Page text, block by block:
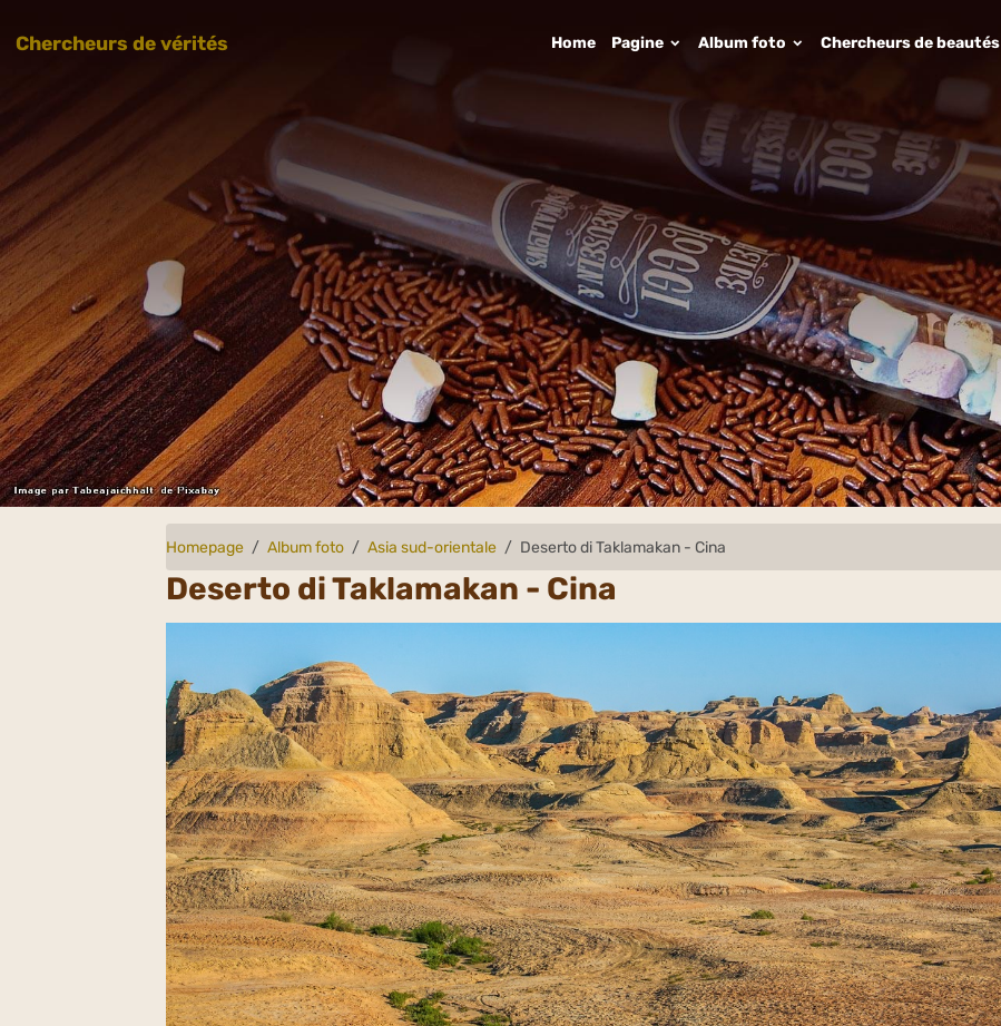
Chercheurs de vérités Home Pagine Album foto Chercheurs de beautés
Homepage Album foto Asia sud-orientale Deserto di Taklamakan - Cina
Deserto di Taklamakan - Cina